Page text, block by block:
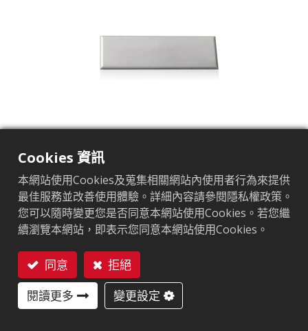
AZ-V9
市場區隔 零售
應用領域 品牌保護標籤 微波安全標籤 供應鏈管理
天線尺寸（mm）
70x14
用戶記憶體 0 bits
EPC記憶體 96 bits
Cookies 資訊
本網站使用Cookies及蒐集相關網站內使用者行為來提供
最佳服務並改善使用體驗。詳細內容請參閱隱私權政策。
您可以隨時變更您是否同意本網站使用Cookies。若您繼
續瀏覽本網站，即表示您同意本網站使用Cookies。
同意
拒絕
閱讀更多
變更設定